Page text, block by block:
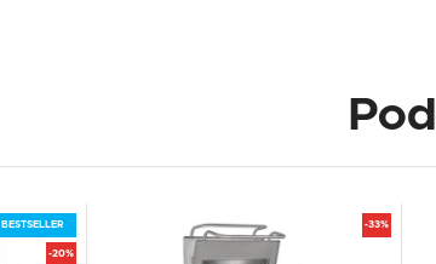
BESTSELLER
-20%
-33%